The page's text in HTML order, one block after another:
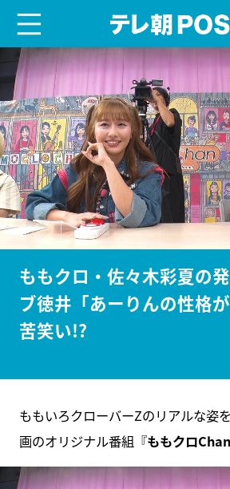
ももクロ・佐々木彩夏の
ブ徳井「あーりんの性格
苦笑い!?
ももいろクローバーZのリアルな姿
画のオリジナル番組『ももクロChan